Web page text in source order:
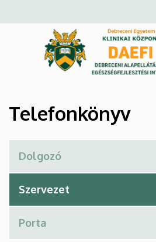
Debreceni
és
Intézet
a
Telefonkönyv